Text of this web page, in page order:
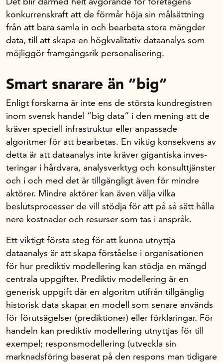
konkurrenskraft att de förmår höja sin målsättning
från att bara samla in och bearbeta stora mängder
data, till att skapa en högkvalitativ dataanalys som
möjliggör framgångsrik personalisering.
Smart snarare än ”big”
Enligt forskarna är inte ens de största kundregistren
inom svensk handel ”big data” i den mening att de
kräver speciell infra­struktur eller anpassade
algoritmer för att bearbetas. En viktig konsekvens av
detta är att dataanalys inte kräver gigantiska inves­
teringar i hårdvara, analysverktyg och konsulttjänster
och i och med det är tillgängligt även för mindre
aktörer. Mindre aktörer kan även välja vilka
beslutsprocesser de vill stödja för att på så sätt hålla
nere kostnader och resurser som tas i anspråk.
Ett viktigt första steg för att kunna utnyttja
dataanalys är att skapa förståelse i organisationen
för hur prediktiv modellering kan stödja en mängd
centrala uppgifter. Prediktiv modellering är en
generisk uppgift där en algoritm utifrån tillgänglig
historisk data skapar en modell som senare används
för förutsägelser (prediktioner) eller förklaringar. För
handeln kan prediktiv modellering utnyttjas för till
exempel; responsmodellering (utveckla sin
marknadsföring baserat på den respons man tidigare